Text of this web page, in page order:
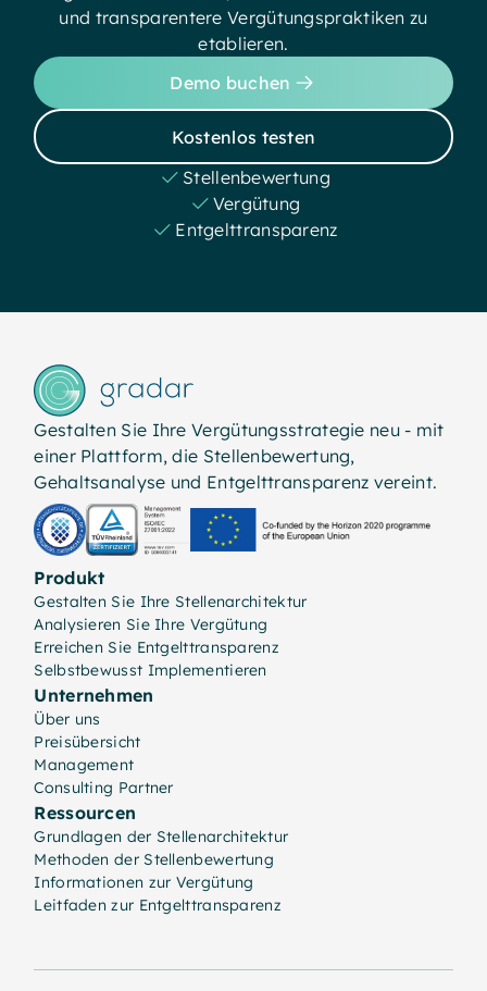
und transparentere Vergütungspraktiken zu
etablieren.
Demo buchen
Kostenlos testen
Stellenbewertung
Vergütung
Entgelttransparenz
Gestalten Sie Ihre Vergütungsstrategie neu - mit
einer Plattform, die Stellenbewertung,
Gehaltsanalyse und Entgelttransparenz vereint.
Produkt
Gestalten Sie Ihre Stellenarchitektur
Analysieren Sie Ihre Vergütung
Erreichen Sie Entgelttransparenz
Selbstbewusst Implementieren
Unternehmen
Über uns
Preisübersicht
Management
Consulting Partner
Ressourcen
Grundlagen der Stellenarchitektur
Methoden der Stellenbewertung
Informationen zur Vergütung
Leitfaden zur Entgelttransparenz